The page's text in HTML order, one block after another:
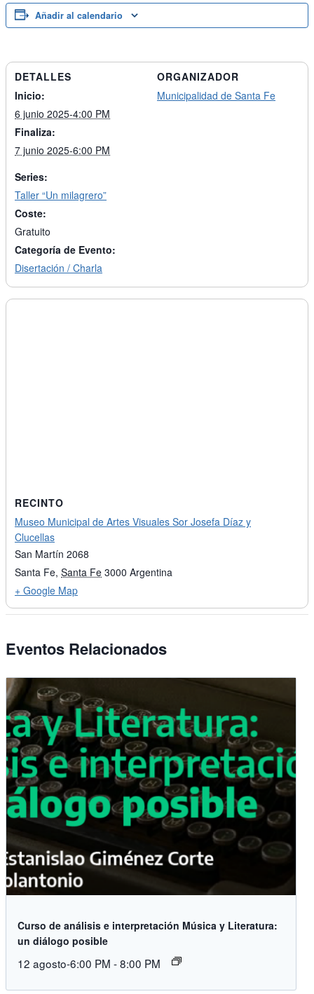
Añadir al calendario
DETALLES
Inicio:
6 junio 2025-4:00 PM
Finaliza:
7 junio 2025-6:00 PM
Series:
Taller “Un milagrero”
Coste:
Gratuito
Categoría de Evento:
Disertación / Charla
ORGANIZADOR
Municipalidad de Santa Fe
RECINTO
Museo Municipal de Artes Visuales Sor Josefa Díaz y
Clucellas
San Martín 2068
Santa Fe, Santa Fe 3000 Argentina
+ Google Map
Eventos Relacionados
Curso de análisis e interpretación Música y Literatura:
un diálogo posible
12 agosto-6:00 PM -8:00 PM